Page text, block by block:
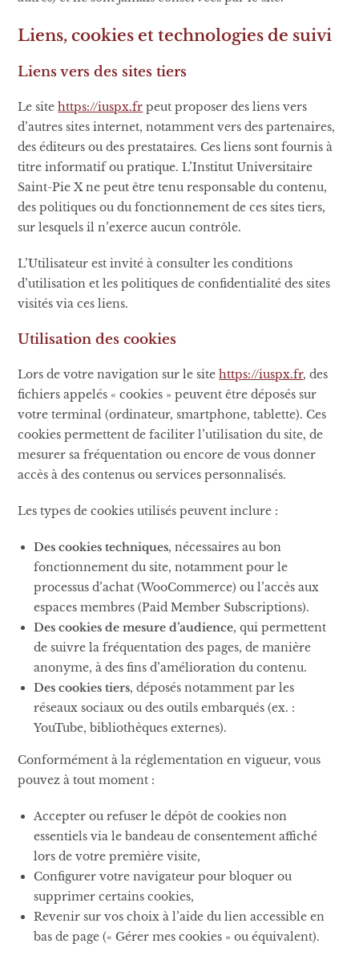
Liens, cookies et technologies de suivi
Liens vers des sites tiers
Le sitehttps://iuspx.fr peut proposer des liens vers
d’autres sites internet, notamment vers des partenaires,
des éditeurs ou des prestataires. Ces liens sont fournis à
titre informatif ou pratique. L’Institut Universitaire
Saint-Pie X ne peut être tenu responsable du contenu,
des politiques ou du fonctionnement de ces sites tiers,
sur lesquels il n’exerce aucun contrôle.
L’Utilisateur est invité à consulter les conditions
d’utilisation et les politiques de confidentialité des sites
visités via ces liens.
Utilisation des cookies
Lors de votre navigation sur le sitehttps://iuspx.fr, des
fichiers appelés « cookies » peuvent être déposés sur
votre terminal (ordinateur, smartphone, tablette). Ces
cookies permettent de faciliter l’utilisation du site, de
mesurer sa fréquentation ou encore de vous donner
accès à des contenus ou services personnalisés.
Les types de cookies utilisés peuvent inclure :
Des cookies techniques, nécessaires au bon
fonctionnement du site, notamment pour le
processus d’achat (WooCommerce) ou l’accès aux
espaces membres (Paid Member Subscriptions).
Des cookies de mesure d’audience, qui permettent
de suivre la fréquentation des pages, de manière
anonyme, à des fins d’amélioration du contenu.
Des cookies tiers, déposés notamment par les
réseaux sociaux ou des outils embarqués (ex. :
YouTube, bibliothèques externes).
Conformément à la réglementation en vigueur, vous
pouvez à tout moment :
Accepter ou refuser le dépôt de cookies non
essentiels via le bandeau de consentement affiché
lors de votre première visite,
Configurer votre navigateur pour bloquer ou
supprimer certains cookies,
Revenir sur vos choix à l’aide du lien accessible en
bas de page (« Gérer mes cookies » ou équivalent).